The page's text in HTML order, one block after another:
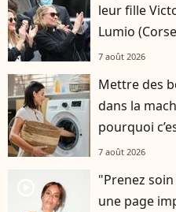
leur fille
Lumio
7 août 2026
Mettre des
dans la
pourquoi
7 août 2026
"Prenez
une page